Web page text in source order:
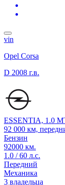
vin
Opel Corsa
D 2008 г.в.
ESSENTIA, 1.0
92 000 км,
Бензин
92000 км.
1.0 / 60 л.с.
Передний
Механика
3 владельца